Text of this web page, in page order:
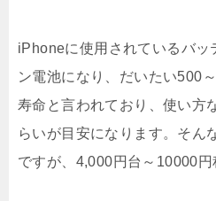
iPhoneに使用されているバッ
ン電池になり、だいたい500
寿命と言われており、使い方
らいが目安になります。そん
ですが、4,000円台～10000円